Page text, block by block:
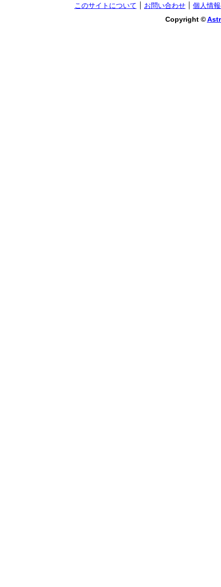
このサイトについて お問い合わせ
個人情
Copyright ©